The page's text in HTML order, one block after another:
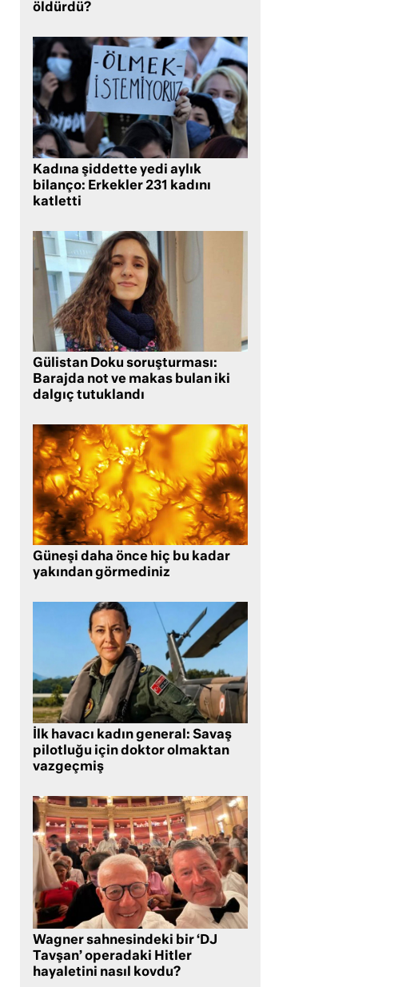
öldürdü?
Kadına şiddette yedi aylık
bilanço: Erkekler 231 kadını
katletti
Gülistan Doku soruşturması:
Barajda not ve makas bulan iki
dalgıç tutuklandı
Güneşi daha önce hiç bu kadar
yakından görmediniz
İlk havacı kadın general: Savaş
pilotluğu için doktor olmaktan
vazgeçmiş
Wagner sahnesindeki bir ‘DJ
Tavşan’ operadaki Hitler
hayaletini nasıl kovdu?